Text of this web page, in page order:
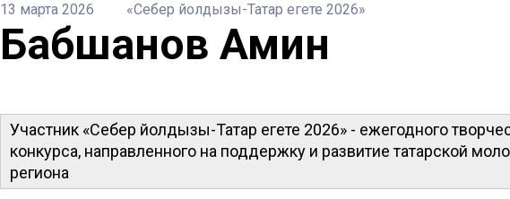
13 марта 2026 «Себер йолдызы-Татар егете 2026»
Бабшанов Амин
Участник «Себер йолдызы-Татар егете 2026» - ежегодного
конкурса, направленного на поддержку и развитие татарской
региона